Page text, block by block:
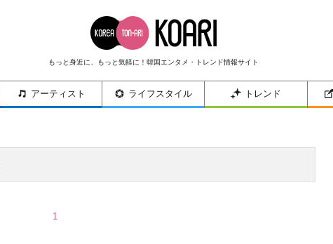
もっと身近に、もっと気軽に！韓国エンタメ・トレンド情報サイト
アーティスト ライフスタイル トレンド
1